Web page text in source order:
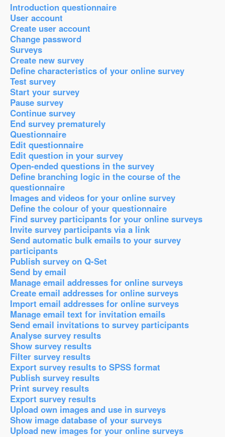
Introduction questionnaire
User account
Create user account
Change password
Surveys
Create new survey
Define characteristics of your online survey
Test survey
Start your survey
Pause survey
Continue survey
End survey prematurely
Questionnaire
Edit questionnaire
Edit question in your survey
Open-ended questions in the survey
Define branching logic in the course of the
questionnaire
Images and videos for your online survey
Define the colour of your questionnaire
Find survey participants for your online surveys
Invite survey participants via a link
Send automatic bulk emails to your survey
participants
Publish survey on Q-Set
Send by email
Manage email addresses for online surveys
Create email addresses for online surveys
Import email addresses for online surveys
Manage email text for invitation emails
Send email invitations to survey participants
Analyse survey results
Show survey results
Filter survey results
Export survey results to SPSS format
Publish survey results
Print survey results
Export survey results
Upload own images and use in surveys
Show image database of your surveys
Upload new images for your online surveys